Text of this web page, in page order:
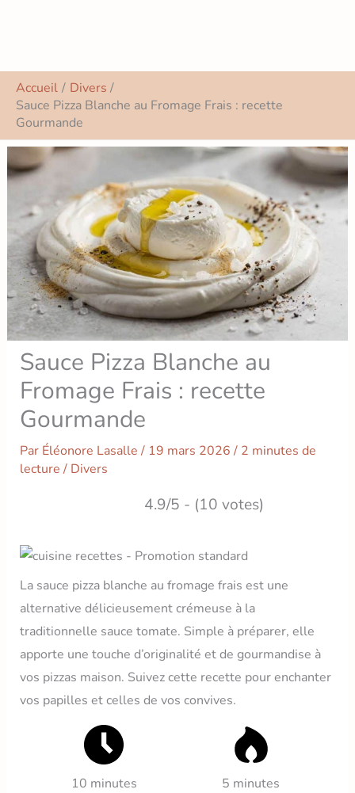
Accueil
Divers
Sauce Pizza Blanche au Fromage Frais : recette
Gourmande
Sauce Pizza Blanche au
Fromage Frais : recette
Gourmande
Par Éléonore Lasalle / 19 mars 2026 / 2 minutes de
lecture / Divers
4.9/5 - (10 votes)
La sauce pizza blanche au fromage frais est une
alternative délicieusement crémeuse à la
traditionnelle sauce tomate. Simple à préparer, elle
apporte une touche d’originalité et de gourmandise à
vos pizzas maison. Suivez cette recette pour enchanter
vos papilles et celles de vos convives.
10 minutes 5 minutes